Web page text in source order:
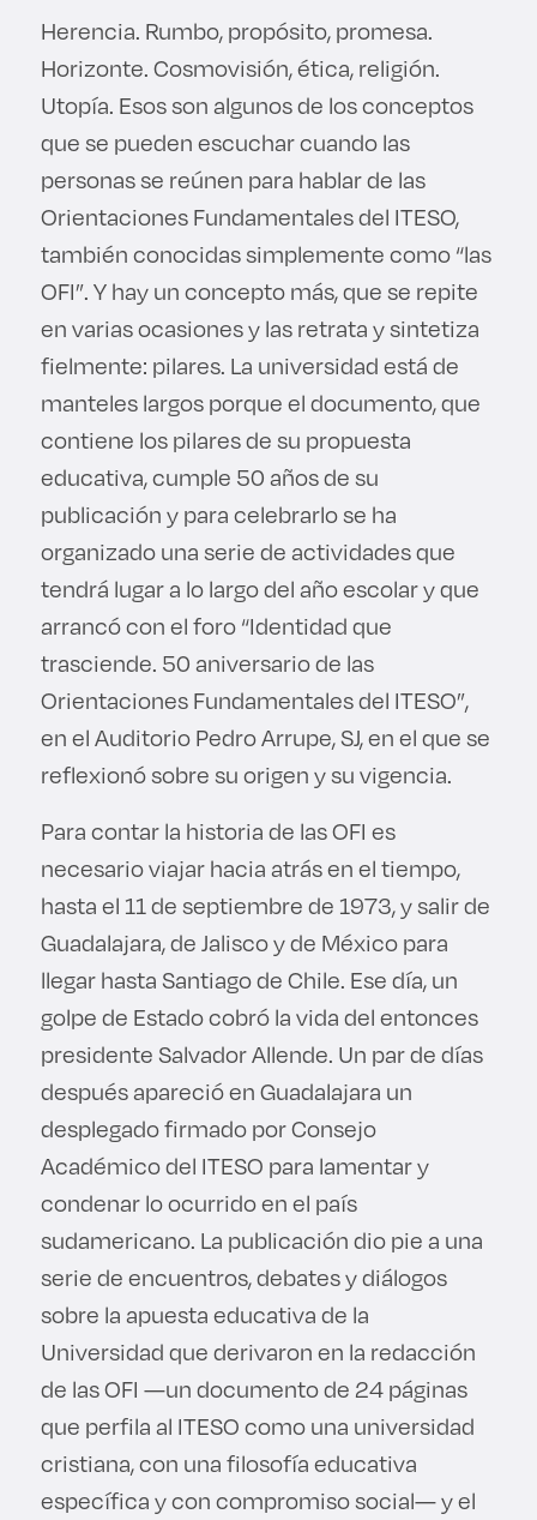
Herencia. Rumbo, propósito, promesa.
Horizonte. Cosmovisión, ética, religión.
Utopía. Esos son algunos de los conceptos
que se pueden escuchar cuando las
personas se reúnen para hablar de las
Orientaciones Fundamentales del ITESO,
también conocidas simplemente como “las
OFI”. Y hay un concepto más, que se repite
en varias ocasiones y las retrata y sintetiza
fielmente: pilares. La universidad está de
manteles largos porque el documento, que
contiene los pilares de su propuesta
educativa, cumple 50 años de su
publicación y para celebrarlo se ha
organizado una serie de actividades que
tendrá lugar a lo largo del año escolar y que
arrancó con el foro “Identidad que
trasciende. 50 aniversario de las
Orientaciones Fundamentales del ITESO”,
en el Auditorio Pedro Arrupe, SJ, en el que se
reflexionó sobre su origen y su vigencia.
Para contar la historia de las OFI es
necesario viajar hacia atrás en el tiempo,
hasta el 11 de septiembre de 1973, y salir de
Guadalajara, de Jalisco y de México para
llegar hasta Santiago de Chile. Ese día, un
golpe de Estado cobró la vida del entonces
presidente Salvador Allende. Un par de días
después apareció en Guadalajara un
desplegado firmado por Consejo
Académico del ITESO para lamentar y
condenar lo ocurrido en el país
sudamericano. La publicación dio pie a una
serie de encuentros, debates y diálogos
sobre la apuesta educativa de la
Universidad que derivaron en la redacción
de las OFI —un documento de 24 páginas
que perfila al ITESO como una universidad
cristiana, con una filosofía educativa
específica y con compromiso social— y el